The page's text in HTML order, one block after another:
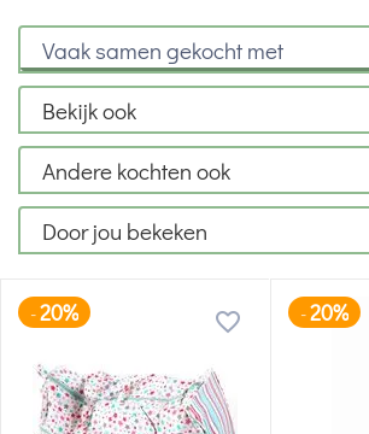
Vaak samen gekocht met
Bekijk ook
Andere kochten ook
Door jou bekeken
-20% -20%